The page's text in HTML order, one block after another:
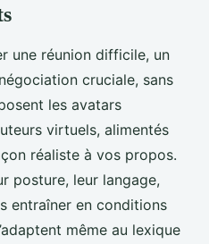
une réunion difficile, un
cruciale, sans
les avatars
virtuels, alimentés
réaliste à vos propos.
posture, leur langage,
entraîner en conditions
même au lexique